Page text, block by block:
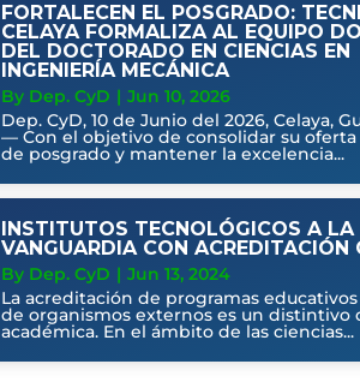
FORTALECEN EL POSGRADO:
CELAYA FORMALIZA AL EQUIPO
DEL DOCTORADO EN CIENCIAS EN
INGENIERÍA MECÁNICA
By Dep. CyD | Jun 10, 2026
Dep. CyD, 10 de Junio del 2026, Celaya,
— Con el objetivo de consolidar su
de posgrado y mantener la excelencia...
INSTITUTOS TECNOLÓGICOS A LA
VANGUARDIA CON ACREDITACIÓN
By Dep. CyD | Jun 13, 2024
La acreditación de programas
de organismos externos es un distintivo
académica. En el ámbito de las ciencias...